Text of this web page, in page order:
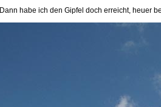
Dann habe ich den Gipfel doch erreicht, heuer